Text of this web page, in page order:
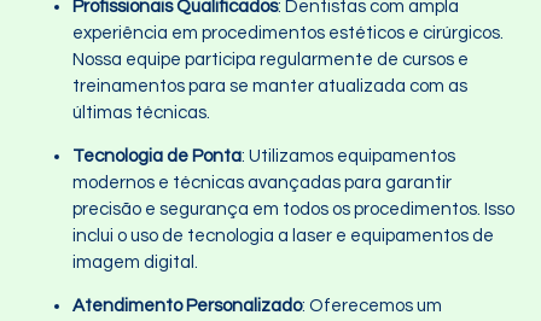
Profissionais Qualificados: Dentistas com ampla
experiência em procedimentos estéticos e cirúrgicos.
Nossa equipe participa regularmente de cursos e
treinamentos para se manter atualizada com as
últimas técnicas.
Tecnologia de Ponta: Utilizamos equipamentos
modernos e técnicas avançadas para garantir
precisão e segurança em todos os procedimentos. Isso
inclui o uso de tecnologia a laser e equipamentos de
imagem digital.
Atendimento Personalizado: Oferecemos um